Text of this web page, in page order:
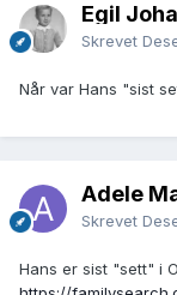
Egil
Skrevet
Når var Hans "sist
Adele
Skrevet
Hans er sist "sett" i